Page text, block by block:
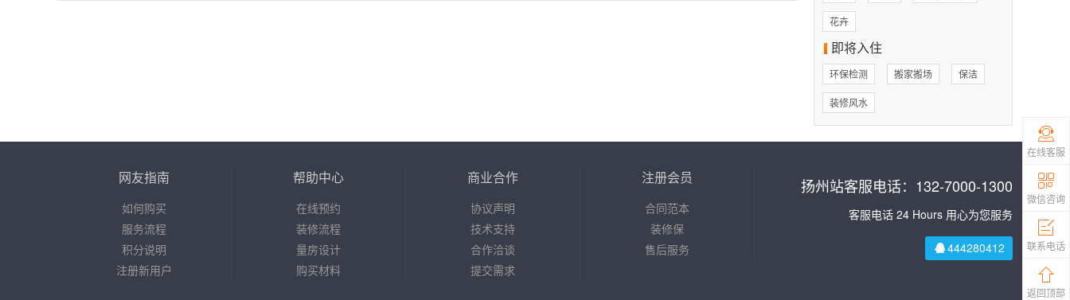
花卉
即将入住
环保检测 搬家搬场 保洁
装修风水
网友指南
如何购买
服务流程
积分说明
注册新用户
帮助中心
在线预约
装修流程
量房设计
购买材料
商业合作
协议声明
技术支持
合作洽谈
提交需求
注册会员
合同范本
装修保
售后服务
扬州站客服电话：132-7000-1300
客服电话 24 Hours 用心为您服务
444280412
在线客服
微信咨询
联系电话
返回顶部